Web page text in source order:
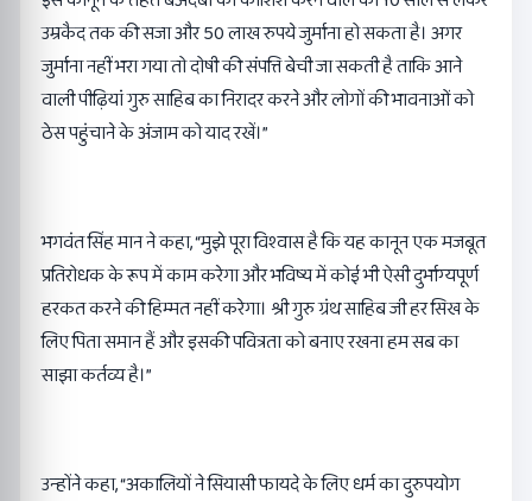
उम्रकैद तक की सजा और 50 लाख रुपये जुर्माना हो सकता है। अगर
जुर्माना नहीं भरा गया तो दोषी की संपत्ति बेची जा सकती है ताकि आने
वाली पीढ़ियां गुरु साहिब का निरादर करने और लोगों की भावनाओं को
ठेस पहुंचाने के अंजाम को याद रखें।”
भगवंत सिंह मान ने कहा, “मुझे पूरा विश्वास है कि यह कानून एक मजबूत
प्रतिरोधक के रूप में काम करेगा और भविष्य में कोई भी ऐसी दुर्भाग्यपूर्ण
हरकत करने की हिम्मत नहीं करेगा। श्री गुरु ग्रंथ साहिब जी हर सिख के
लिए पिता समान हैं और इसकी पवित्रता को बनाए रखना हम सब का
साझा कर्तव्य है।”
उन्होंने कहा, “अकालियों ने सियासी फायदे के लिए धर्म का दुरुपयोग